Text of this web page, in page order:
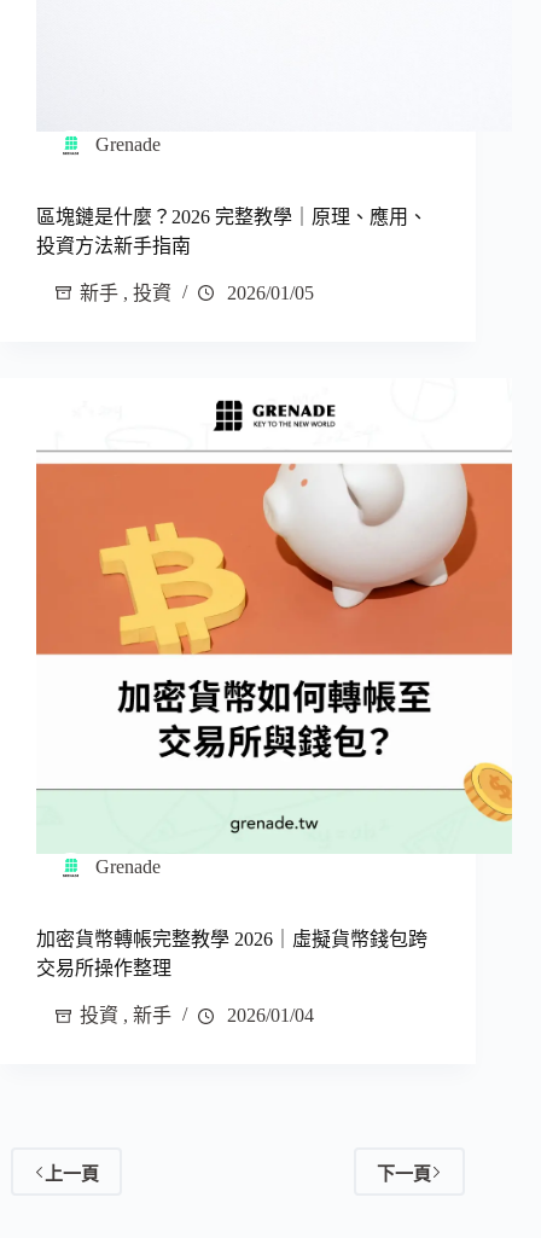
Grenade
區塊鏈是什麼？2026 完整教學｜原理、應用、
投資方法新手指南
新手 , 投資 2026/01/05
Grenade
加密貨幣轉帳完整教學 2026｜虛擬貨幣錢包跨
交易所操作整理
投資 , 新手 2026/01/04
上一頁 下一頁